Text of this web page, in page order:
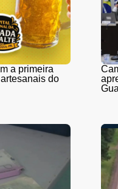
a primeira
do